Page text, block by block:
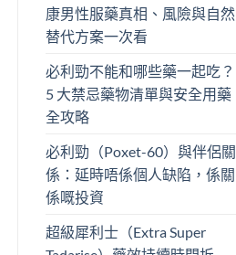
康男性服藥真相、風險與自然
替代方案一次看
必利勁不能和哪些藥一起吃？
5 大禁忌藥物清單與安全用藥
全攻略
必利勁（Poxet-60）與伴侶關
係：延時唔係個人缺陷，係關
係嘅投資
超級犀利士（Extra Super